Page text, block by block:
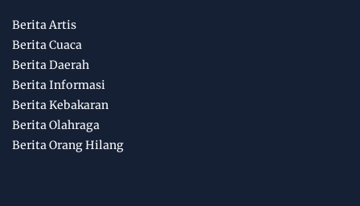
Berita Artis
Berita Cuaca
Berita Daerah
Berita Informasi
Berita Kebakaran
Berita Olahraga
Berita Orang Hilang